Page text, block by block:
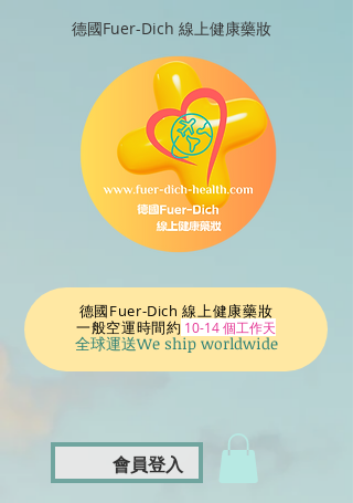
德國Fuer-Dich 線上健康藥妝
德國Fuer-Dich 線上健康藥妝
一般空運時間約 10-14 個工作天
全球運送We ship worldwide
會員登入